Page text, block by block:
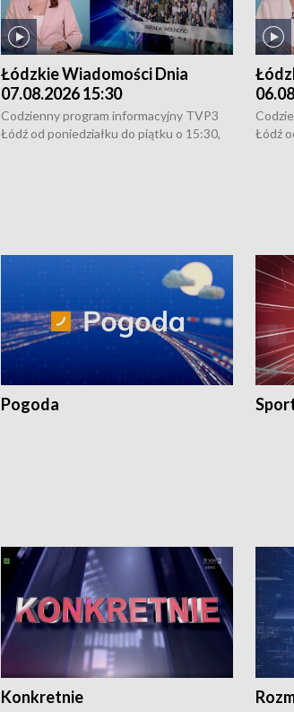
Łódzkie Wiadomości Dnia
07.08.2026 15:30
Codzienny program informacyjny TVP3
Łódź od poniedziałku do piątku o 15:30,
Łódź
Pogoda
Konkretnie